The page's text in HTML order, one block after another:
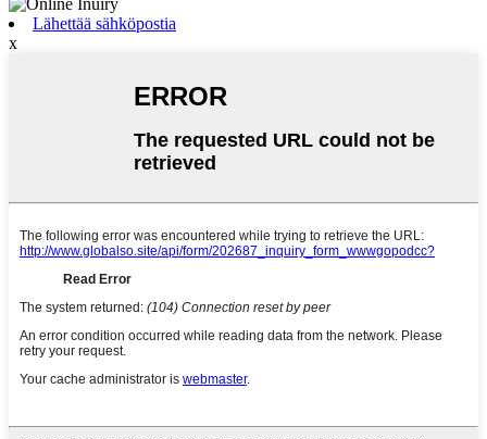
Lähettää sähköpostia
x